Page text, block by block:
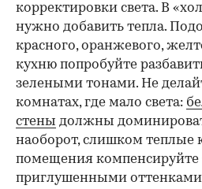
корректировки света. В
нужно добавить тепла.
красного, оранжевого,
кухню попробуйте
зелеными тонами. Не
комнатах, где мало света:
стены должны
наоборот, слишком
помещения
приглушенными